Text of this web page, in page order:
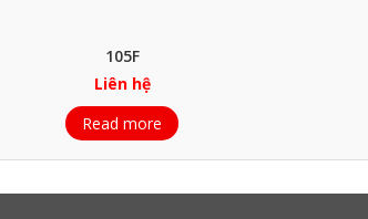
105F
Liên hệ
Read more